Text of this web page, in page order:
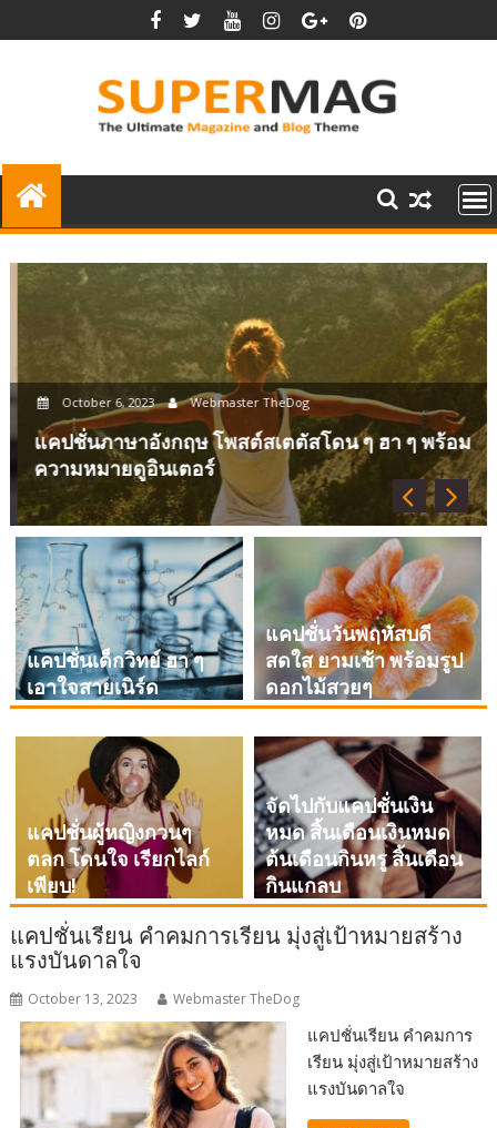
to
October 6, 2023 Webmaster TheDog
แคปชั่นภาษาอังกฤษ โพสต์สเตตัสโดน ๆ ฮา ๆ พร้อม
ความหมายดูอินเตอร์
แคปชั่นเด็กวิทย์ ฮา ๆ
เอาใจสายเนิร์ด
แคปชั่นวันพฤหัสบดี
สดใส ยามเช้า พร้อมรูป
ดอกไม้สวยๆ
แคปชั่นผู้หญิงกวนๆ
ตลก โดนใจ เรียกไลก์
เพียบ!
จัดไปกับแคปชั่นเงิน
หมด สิ้นเดือนเงินหมด
ต้นเดือนกินหรู สิ้นเดือน
กินแกลบ
แคปชั่นเรียน คำคมการเรียน มุ่งสู่เป้าหมายสร้าง
แรงบันดาลใจ
October 13, 2023 Webmaster TheDog
แคปชั่นเรียน คำคมการ
เรียน มุ่งสู่เป้าหมายสร้าง
แรงบันดาลใจ